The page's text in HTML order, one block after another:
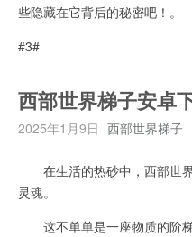
些隐藏在它背后的秘密吧！。
#3#
西部世界梯子安卓
2025年1月9日 西部世界梯子
在生活的热砂中，西部世界
灵魂。
这不单单是一座物质的阶